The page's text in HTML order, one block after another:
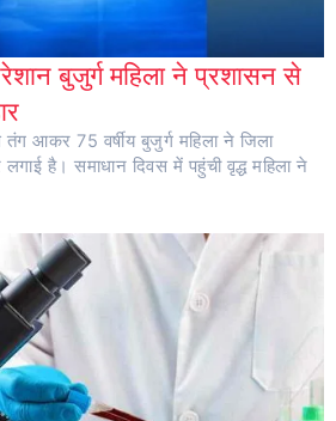
बुजुर्ग महिला ने प्रशासन से
आकर 75 वर्षीय बुजुर्ग महिला ने जिला
लगाई है। समाधान दिवस में पहुंची वृद्ध महिला ने